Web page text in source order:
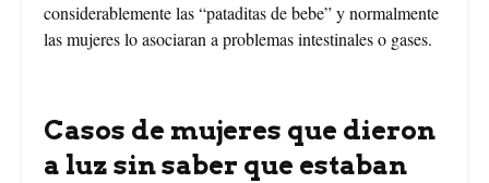
considerablemente las “pataditas de bebe” y normalmente
las mujeres lo asociaran a problemas intestinales o gases.
Casos de mujeres que dieron
a luz sin saber que estaban